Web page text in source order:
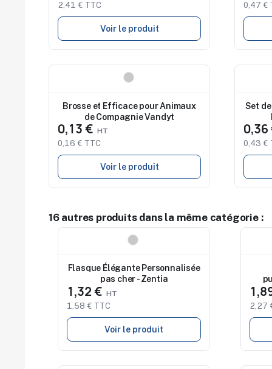
2,41 € TTC
Voir le produit
0,47 €
Brosse et Efficace pour Animaux
de Compagnie Vandyt
0,13 €
0,16 € TTC
Voir le produit
Set
0,36
0,43 €
16 autres produits dans la même catégorie :
Flasque Élégante Personnalisée
pas cher - Zentia
1,32 €
1,58 € TTC
Voir le produit
2,27